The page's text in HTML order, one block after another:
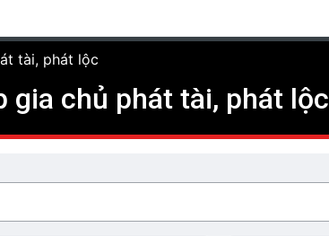
tài, phát lộc
gia chủ phát tài, phát lộc